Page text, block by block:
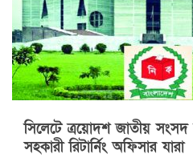
সিলেটে ত্রয়োদশ জাতীয় সংসদ
সহকারী রিটার্নিং অফিসার যারা